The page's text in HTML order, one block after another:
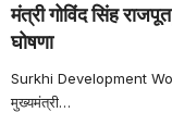
मंत्री गोविंद सिंह
घोषणा
Surkhi Development
मुख्यमंत्री…